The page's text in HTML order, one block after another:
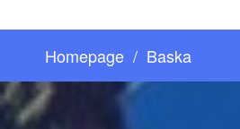
Homepage Baska